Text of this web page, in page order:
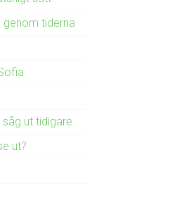
genom tiderna
ut tidigare
ut?